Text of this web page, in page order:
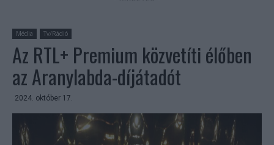
Média Tv/Rádió
Az RTL+ Premium közvetíti élőben
az Aranylabda-díjátadót
2024. október 17.